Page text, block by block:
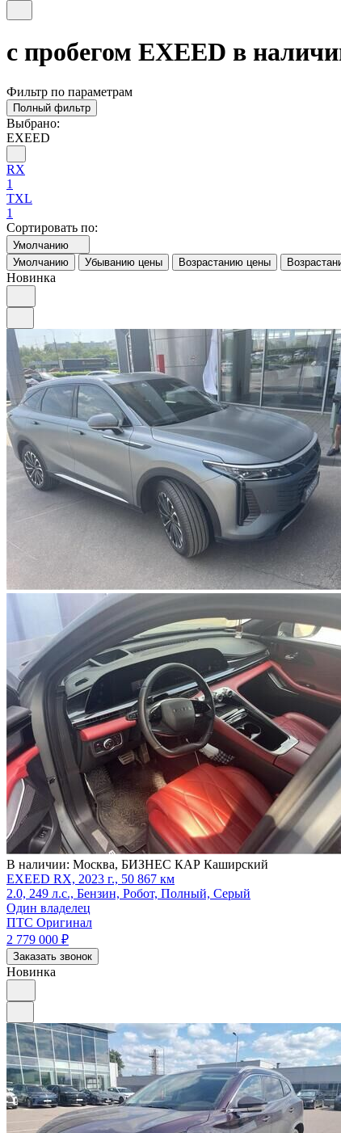
с пробегом EXEED в
Фильтр по параметрам
Полный фильтр
Выбрано:
EXEED
RX
1
TXL
1
Сортировать по:
Умолчанию
Умолчанию
Убыванию цены Возрастанию цены
Новинка
В наличии: Москва, БИЗНЕС КАР Каширский
EXEED RX, 2023 г., 50 867 км
2.0, 249 л.с., Бензин, Робот, Полный, Серый
Один владелец
ПТС Оригинал
2 779 000 ₽
Заказать звонок
Новинка